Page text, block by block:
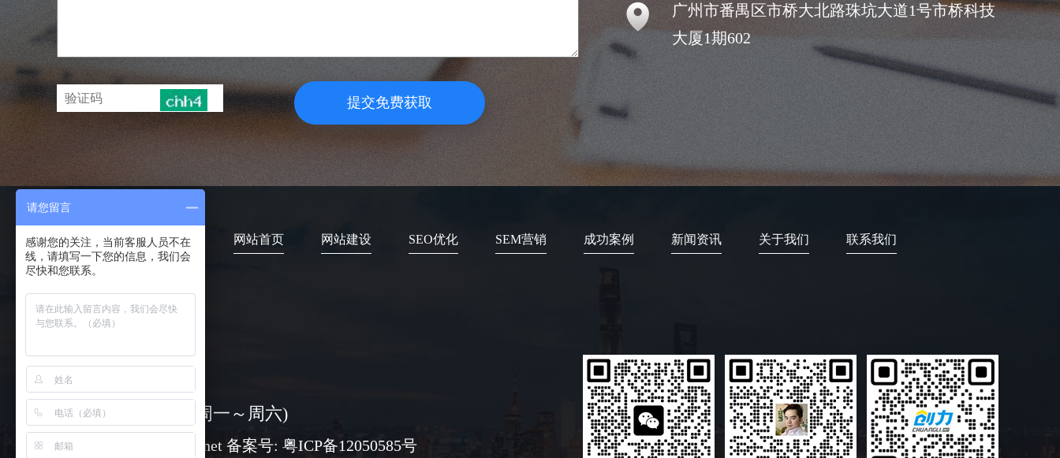
提交免费获取
广州市番禺区市桥大北路珠坑大道1号市桥科技
大厦1期602
网站首页 网站建设 SEO优化 SEM营销 成功案例 新闻资讯 关于我们 联系我们
08:30-18:00 ( 周一～周六)
www@chuangli.net 备案号: 粤ICP备12050585号
请您留言
感谢您的关注，当前客服人员不在
线，请填写一下您的信息，我们会
尽快和您联系。